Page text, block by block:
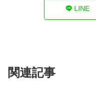
LINE
関連記事